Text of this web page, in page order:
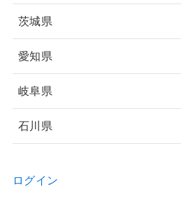
茨城県
愛知県
岐阜県
石川県
ログイン